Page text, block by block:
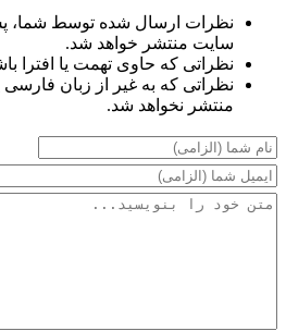
نظرات ارسال شده توسط شما،
سایت منتشر خواهد شد.
نظراتی که حاوی تهمت یا افترا
نظراتی که به غیر از زبان فارسی
منتشر نخواهد شد.